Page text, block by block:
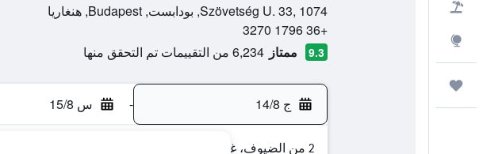
Szövetség U. 33, 1074, بودابست, Budapest, هنغاريا
+36 1796 3270
9.3 ممتاز 6,234 من التقييمات تم التحقق منها
ج 14/8 - س 15/8
2 من الضيوف، غرفة واحدة